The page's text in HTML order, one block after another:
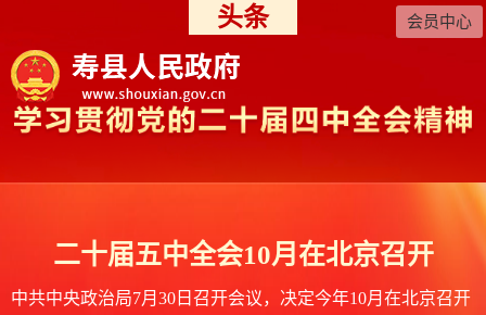
会员中心
头条
二十届五中全会10月在北京召开
中共中央政治局7月30日召开会议，决定今年10月在北京召开